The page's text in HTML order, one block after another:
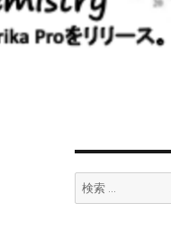
検
索: